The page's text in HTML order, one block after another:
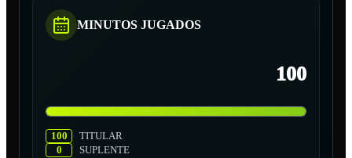
MINUTOS JUGADOS
100
100
TITULAR
0
SUPLENTE